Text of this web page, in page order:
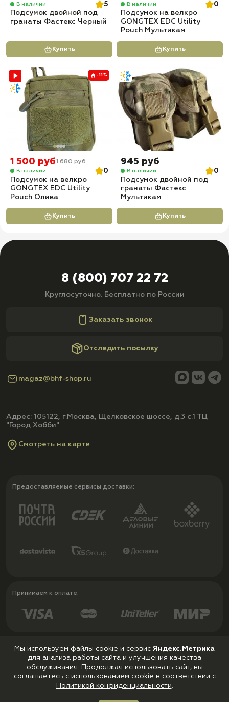
В наличии
5
Подсумок двойной под
гранаты Фастекс Черный
Купить
В наличии
0
Подсумок на велкро
GONGTEX EDC Utility
Pouch Мультикам
Купить
-11%
1 500 руб1 680 руб
В наличии
0
Подсумок на велкро
GONGTEX EDC Utility
Pouch Олива
Купить
945 руб
В наличии
0
Подсумок двойной под
гранаты Фастекс
Мультикам
Купить
8 (800) 707 22 72
Круглосуточно. Бесплатно по России
Заказать звонок
Отследить посылку
magaz@bhf-shop.ru
Адрес: 105122, г.Москва, Щелковское шоссе, д.3 с.1 ТЦ
"Город Хобби"
Смотреть на карте
Предоставляемые сервисы доставки:
Принимаем к оплате:
Политика конфиденциальности
Пользовательское соглашение
Мы используем файлы cookie и сервис Яндекс.Метрика
для анализа работы сайта и улучшения качества
обслуживания. Продолжая использовать сайт, вы
соглашаетесь с использованием cookie в соответствии с
Политикой конфиденциальности.